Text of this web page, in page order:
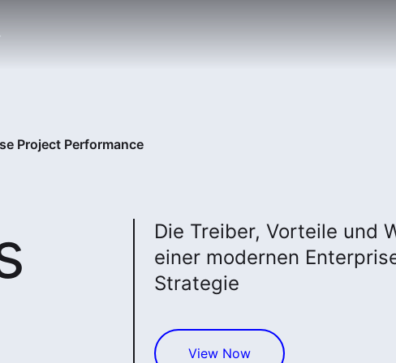
Project Performance
Die Treiber, Vorteile und
einer modernen
Strategie
View Now